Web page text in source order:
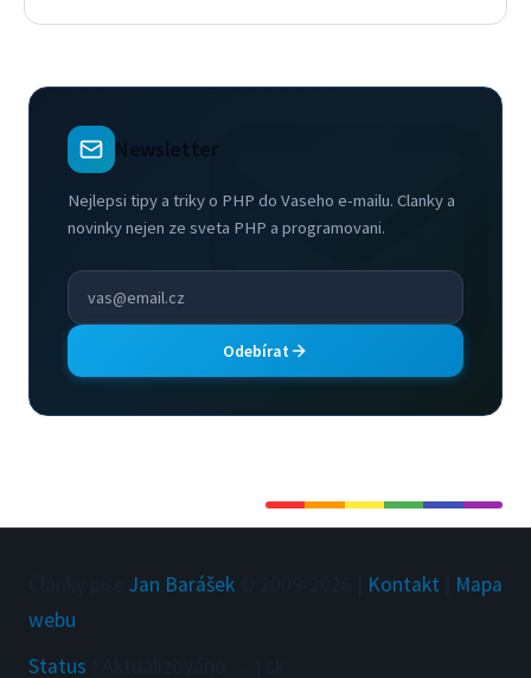
Newsletter
Nejlepsi tipy a triky o PHP do Vaseho e-mailu. Clanky a
novinky nejen ze sveta PHP a programovani.
Odebírat
Jan Barášek Kontakt
Mapa
webu
Status